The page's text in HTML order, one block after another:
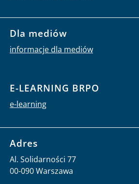
Dla mediów
informacje dla mediów
E-LEARNING BRPO
e-learning
Adres
Al. Solidarności 77
00-090 Warszawa